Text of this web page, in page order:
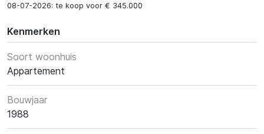
08-07-2026: te koop voor € 345.000
Kenmerken
Soort woonhuis
Appartement
Bouwjaar
1988